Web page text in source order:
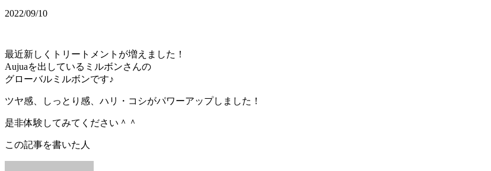
2022/09/10
最近新しくトリートメントが増えました！
Aujuaを出しているミルボンさんの
グローバルミルボンです♪
ツヤ感、しっとり感、ハリ・コシがパワーアップしました！
是非体験してみてください＾＾
この記事を書いた人